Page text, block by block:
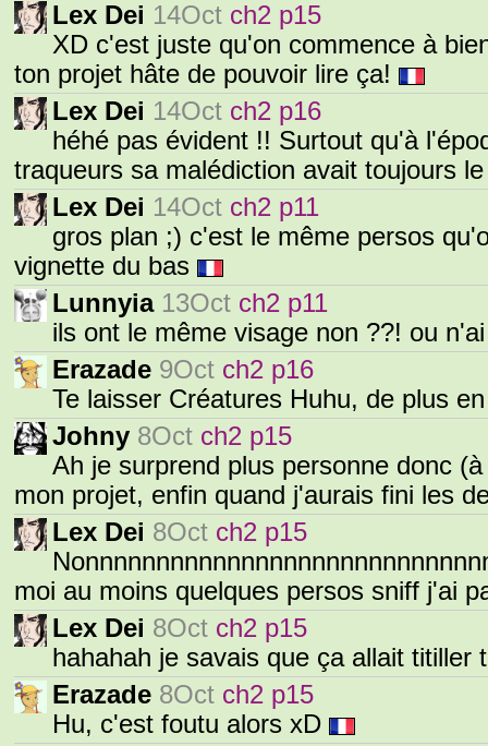
Lex Dei 14Oct ch2 p15
XD c'est juste qu'on commence à
ton projet hâte de pouvoir lire ça!
Lex Dei 14Oct ch2 p16
héhé pas évident !! Surtout qu'à
traqueurs sa malédiction avait toujours
Lex Dei 14Oct ch2 p11
gros plan ;) c'est le même persos
vignette du bas
Lunnyia 13Oct ch2 p11
ils ont le même visage non ??! ou
Erazade 9Oct ch2 p16
Te laisser Créatures Huhu, de plus
Johny 8Oct ch2 p15
Ah je surprend plus personne donc
mon projet, enfin quand j'aurais fini les
Lex Dei 8Oct ch2 p15
moi au moins quelques persos sniff j'ai
Lex Dei 8Oct ch2 p15
hahahah je savais que ça allait
Erazade 8Oct ch2 p15
Hu, c'est foutu alors xD